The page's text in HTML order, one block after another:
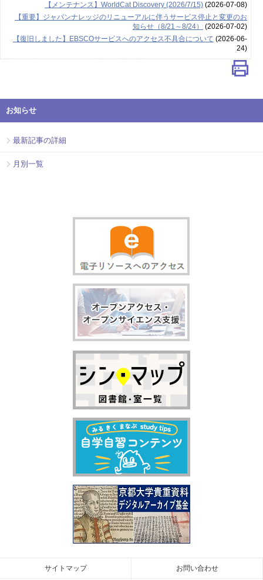
【メンテナンス】WorldCat Discovery (2026/7/15)(2026-07-08)
【重要】ジャパンナレッジのリニューアルに伴うサービス停止と変更のお
知らせ（8/21～8/24）
(2026-07-02)
【復旧しました】EBSCOサービスへのアクセス不具合について (2026-06-
24)
お知らせ
最新記事の詳細
月別一覧
お問い合わせ
サイトマップ